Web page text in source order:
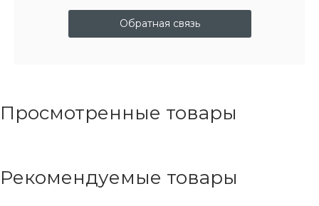
Обратная связь
Просмотренные товары
Рекомендуемые товары